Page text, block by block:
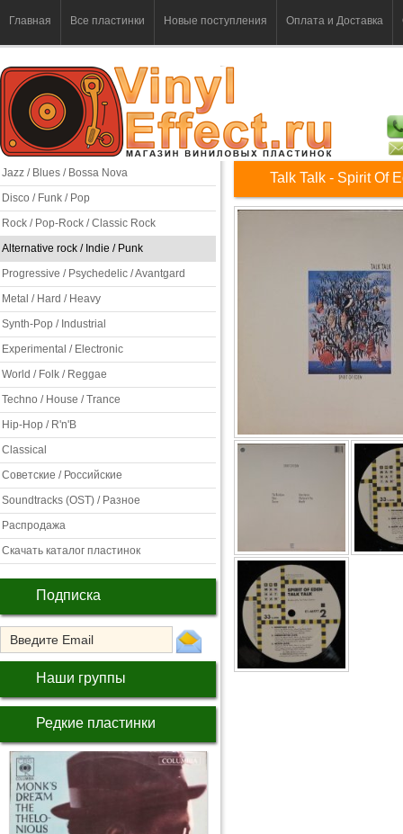
Главная Все пластинки Новые поступления Оплата и Доставка
Jazz / Blues / Bossa Nova
Disco / Funk / Pop
Rock / Pop-Rock / Classic Rock
Alternative rock / Indie / Punk
Progressive / Psychedelic / Avantgard
Metal / Hard / Heavy
Synth-Pop / Industrial
Experimental / Electronic
World / Folk / Reggae
Techno / House / Trance
Hip-Hop / R'n'B
Classical
Советские / Российские
Soundtracks (OST) / Разное
Распродажа
Скачать каталог пластинок
Подписка
Наши группы
Редкие пластинки
Talk Talk - Spirit Of